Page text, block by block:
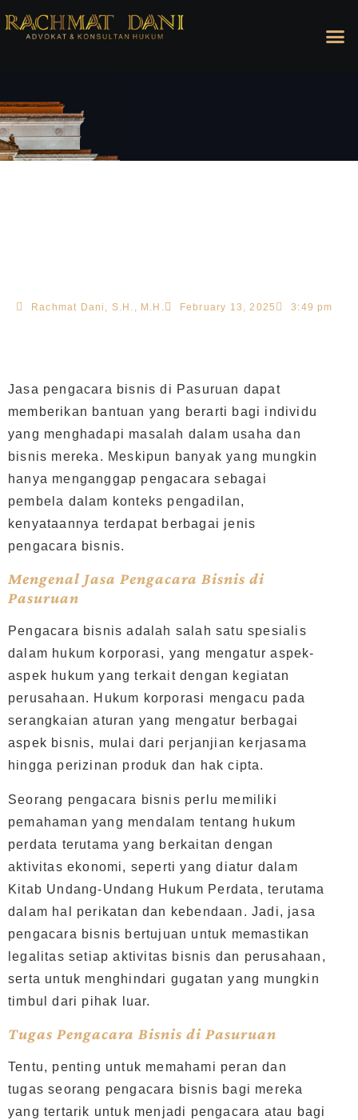
Rachmat Dani, S.H., M.H. February 13, 2025 3:49 pm
Jasa pengacara bisnis di Pasuruan dapat
memberikan bantuan yang berarti bagi individu
yang menghadapi masalah dalam usaha dan
bisnis mereka. Meskipun banyak yang mungkin
hanya menganggap pengacara sebagai
pembela dalam konteks pengadilan,
kenyataannya terdapat berbagai jenis
pengacara bisnis.
Mengenal Jasa Pengacara Bisnis di
Pasuruan
Pengacara bisnis adalah salah satu spesialis
dalam hukum korporasi, yang mengatur aspek-
aspek hukum yang terkait dengan kegiatan
perusahaan. Hukum korporasi mengacu pada
serangkaian aturan yang mengatur berbagai
aspek bisnis, mulai dari perjanjian kerjasama
hingga perizinan produk dan hak cipta.
Seorang pengacara bisnis perlu memiliki
pemahaman yang mendalam tentang hukum
perdata terutama yang berkaitan dengan
aktivitas ekonomi, seperti yang diatur dalam
Kitab Undang-Undang Hukum Perdata, terutama
dalam hal perikatan dan kebendaan. Jadi, jasa
pengacara bisnis bertujuan untuk memastikan
legalitas setiap aktivitas bisnis dan perusahaan,
serta untuk menghindari gugatan yang mungkin
timbul dari pihak luar.
Tugas Pengacara Bisnis di Pasuruan
Tentu, penting untuk memahami peran dan
tugas seorang pengacara bisnis bagi mereka
yang tertarik untuk menjadi pengacara atau bagi